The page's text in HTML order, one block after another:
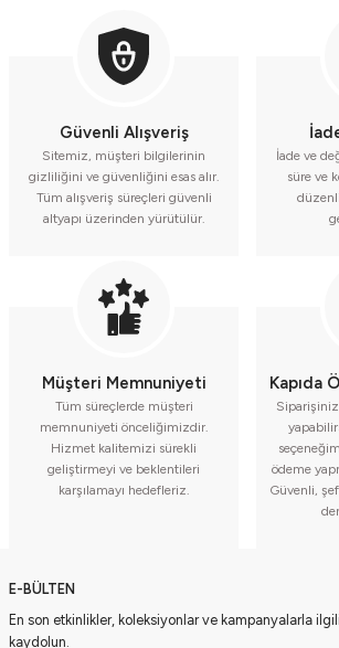
Güvenli Alışveriş
Sitemiz, müşteri bilgilerinin
gizliliğini ve güvenliğini esas alır.
Tüm alışveriş süreçleri güvenli
altyapı üzerinden yürütülür.
İade ve
süre ve
Müşteri Memnuniyeti
Tüm süreçlerde müşteri
memnuniyeti önceliğimizdir.
Hizmet kalitemizi sürekli
geliştirmeyi ve beklentileri
karşılamayı hedefleriz.
Kapıda
ödeme
Güvenli,
E-BÜLTEN
En son etkinlikler, koleksiyonlar ve kampanyalarla
kaydolun.